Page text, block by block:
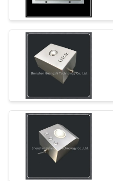
ΈΛΕΓΧΟΣ
ΜΑΣ
ΕΛΆΤΕ
ΜΕ
ΖΗΤΉΣΤΕ
ΑΠΌΣΠΑΣΜΑ